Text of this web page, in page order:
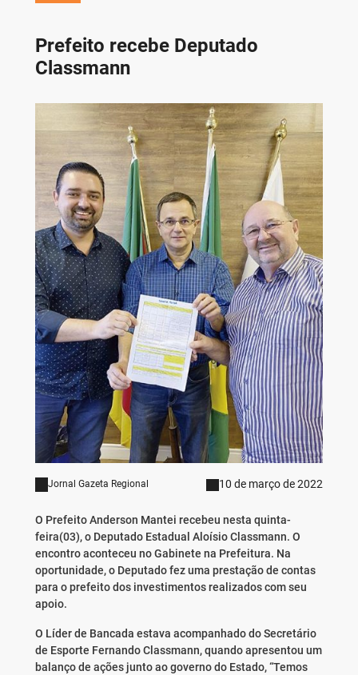
Prefeito recebe Deputado
Classmann
Jornal Gazeta Regional 10 de março de 2022
O Prefeito Anderson Mantei recebeu nesta quinta-
feira(03), o Deputado Estadual Aloísio Classmann. O
encontro aconteceu no Gabinete na Prefeitura. Na
oportunidade, o Deputado fez uma prestação de contas
para o prefeito dos investimentos realizados com seu
apoio.
O Líder de Bancada estava acompanhado do Secretário
de Esporte Fernando Classmann, quando apresentou um
balanço de ações junto ao governo do Estado, “Temos